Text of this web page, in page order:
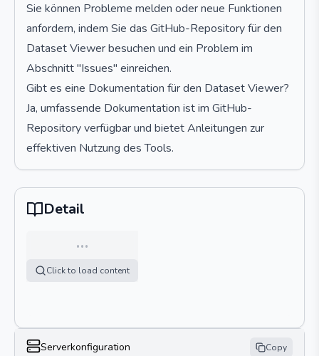
Sie können Probleme melden oder neue Funktionen
anfordern, indem Sie das GitHub-Repository für den
Dataset Viewer besuchen und ein Problem im
Abschnitt "Issues" einreichen.
Gibt es eine Dokumentation für den Dataset Viewer?
Ja, umfassende Dokumentation ist im GitHub-
Repository verfügbar und bietet Anleitungen zur
effektiven Nutzung des Tools.
Detail
…
Click to load content
Serverkonfiguration Copy